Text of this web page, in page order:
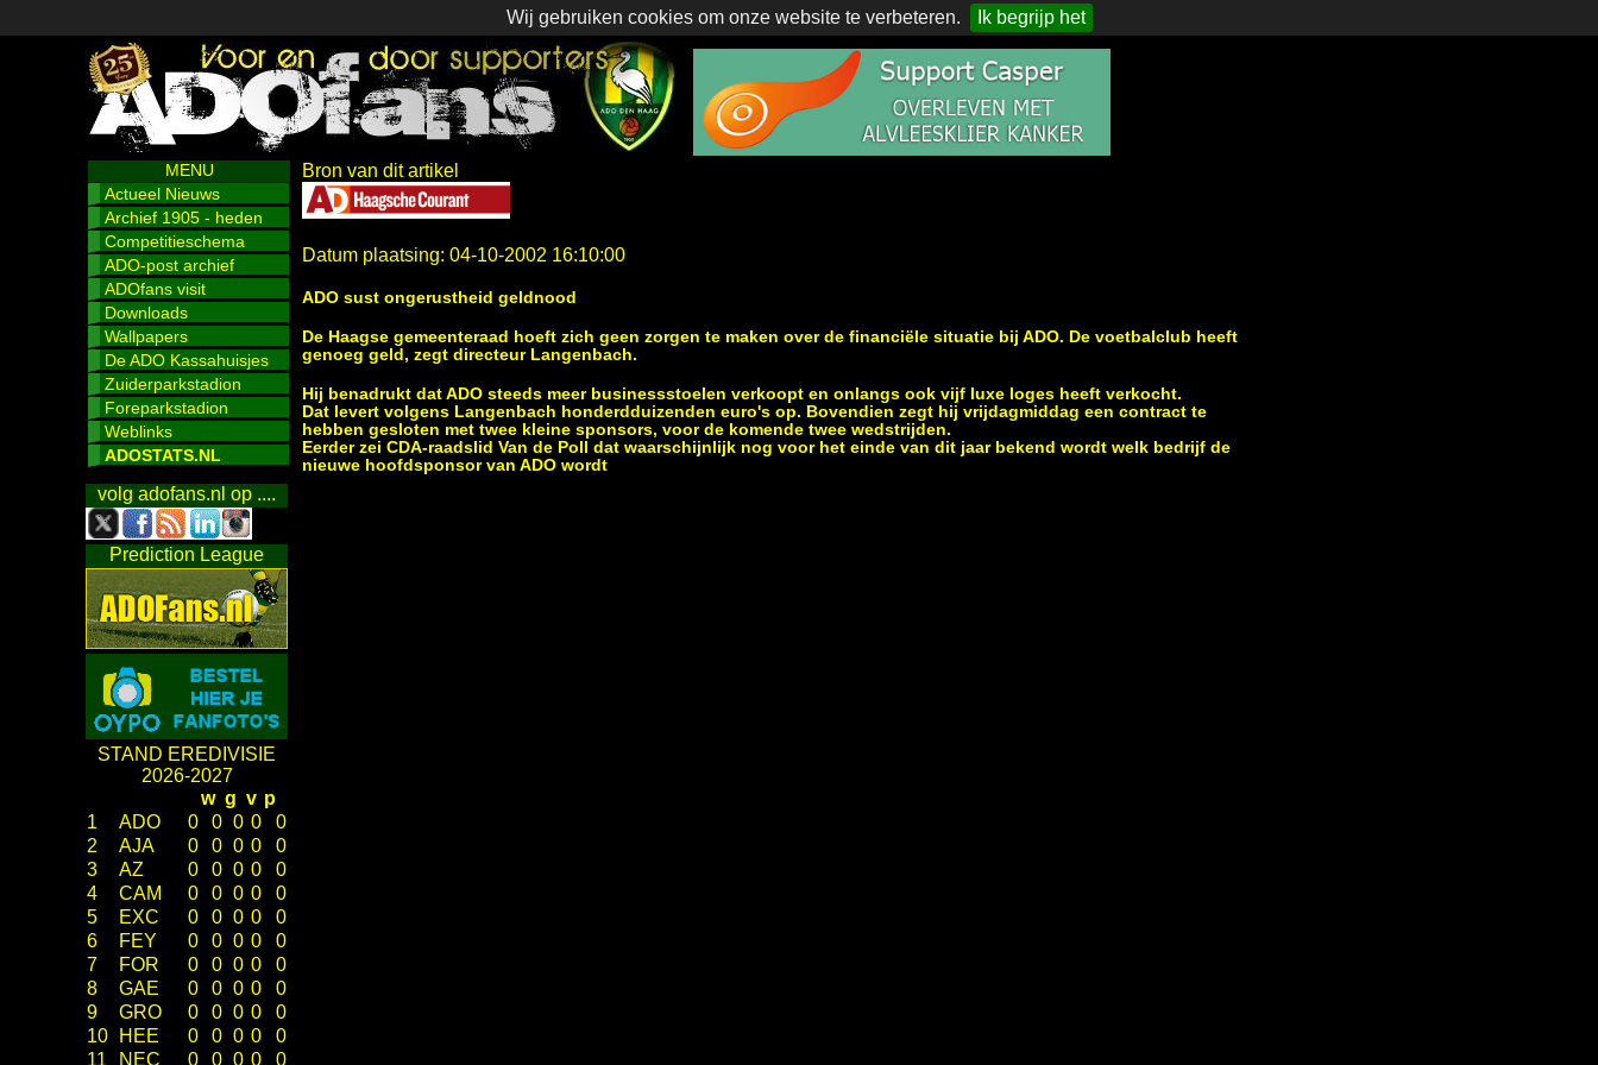
Wij gebruiken cookies om onze website te verbeteren. Ik begrijp het
MENU
Actueel Nieuws
Archief 1905 - heden
Competitieschema
ADO-post archief
ADOfans visit
Downloads
Wallpapers
De ADO Kassahuisjes
Zuiderparkstadion
Foreparkstadion
Weblinks
ADOSTATS.NL
volg adofans.nl op ....
Prediction League
STAND EREDIVISIE
2026-2027
w g v p
1
ADO 0 0 0 0
0
2
AJA 0 0 0 0
0
3
AZ 0 0 0 0
0
4
CAM 0 0 0 0
0
5
EXC 0 0 0 0
0
6
FEY 0 0 0 0
0
7
FOR 0 0 0 0
0
8
GAE 0 0 0 0
0
9
GRO 0 0 0 0
0
10
HEE 0 0 0 0
0
11
NEC 0 0 0 0 0
Bron van dit artikel
Datum plaatsing: 04-10-2002 16:10:00
ADO sust ongerustheid geldnood
De Haagse gemeenteraad hoeft zich geen zorgen te maken over de financiële situatie bij ADO. De voetbalclub heeft
genoeg geld, zegt directeur Langenbach.
Hij benadrukt dat ADO steeds meer businessstoelen verkoopt en onlangs ook vijf luxe loges heeft verkocht.
Dat levert volgens Langenbach honderdduizenden euro's op. Bovendien zegt hij vrijdagmiddag een contract te
hebben gesloten met twee kleine sponsors, voor de komende twee wedstrijden.
Eerder zei CDA-raadslid Van de Poll dat waarschijnlijk nog voor het einde van dit jaar bekend wordt welk bedrijf de
nieuwe hoofdsponsor van ADO wordt